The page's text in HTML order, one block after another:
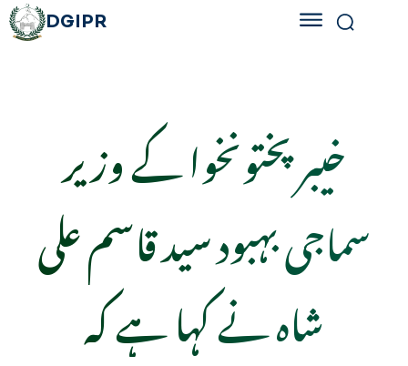
DGIPR
خیبر پختونخوا کے وزیر
سماجی بہبود سید قاسم علی
شاہ نے کہا ہے کہ